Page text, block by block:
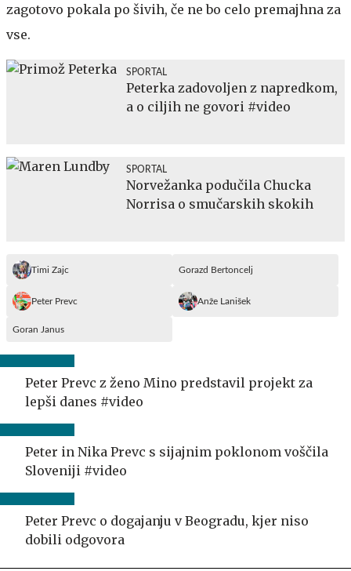
zagotovo pokala po šivih, če ne bo celo premajhna za
vse.
SPORTAL
Peterka zadovoljen z napredkom,
a o ciljih ne govori #video
SPORTAL
Norvežanka podučila Chucka
Norrisa o smučarskih skokih
Timi Zajc Gorazd Bertoncelj
Peter Prevc Anže Lanišek
Goran Janus
Peter Prevc z ženo Mino predstavil projekt za
lepši danes #video
Peter in Nika Prevc s sijajnim poklonom voščila
Sloveniji #video
Peter Prevc o dogajanju v Beogradu, kjer niso
dobili odgovora